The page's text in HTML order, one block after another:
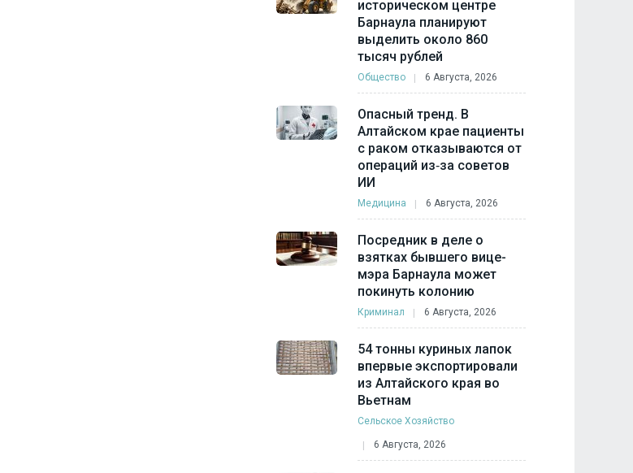
историческом центре
Барнаула планируют
выделить около 860
тысяч рублей
Общество 6 Августа, 2026
Опасный тренд. В
Алтайском крае пациенты
с раком отказываются от
операций из‑за советов
ИИ
Медицина 6 Августа, 2026
Посредник в деле о
взятках бывшего вице-
мэра Барнаула может
покинуть колонию
Криминал 6 Августа, 2026
54 тонны куриных лапок
впервые экспортировали
из Алтайского края во
Вьетнам
Сельское Хозяйство
6 Августа, 2026